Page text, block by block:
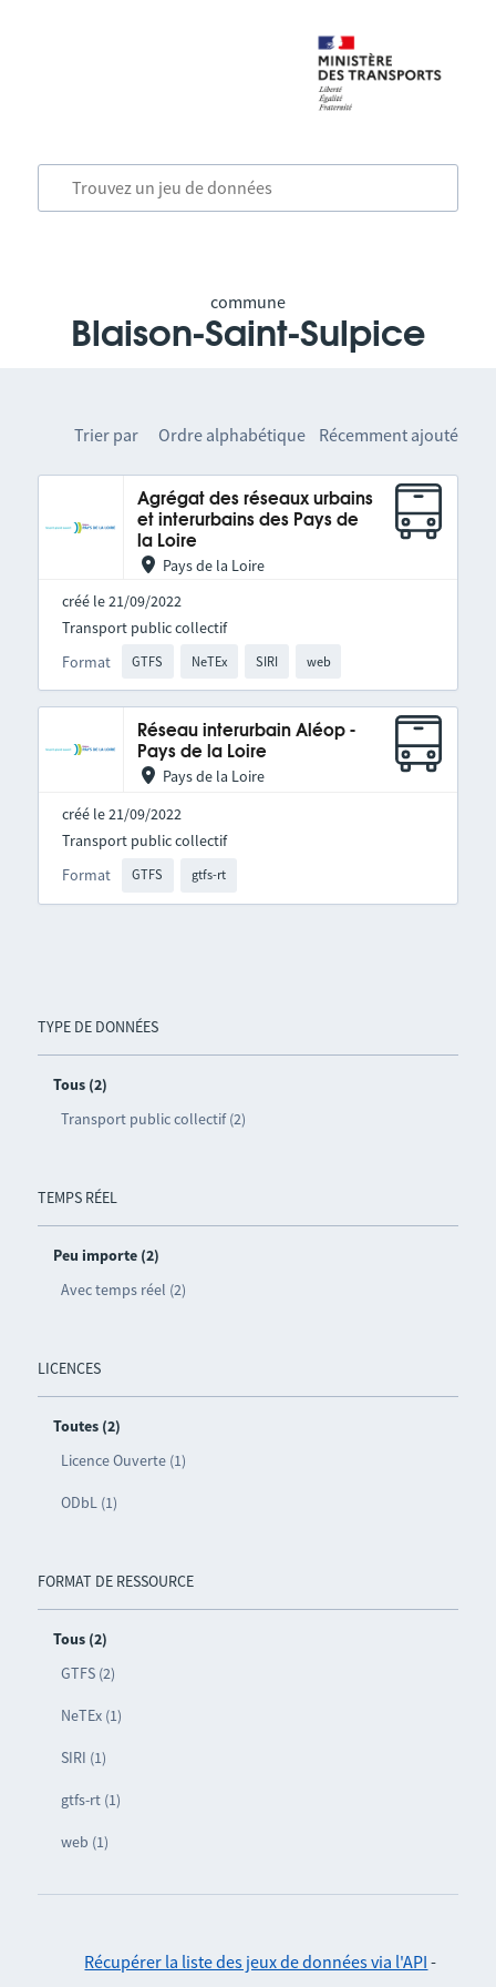
commune
Blaison-Saint-Sulpice
TYPE DE DONNÉES
Tous (2)
Transport public collectif (2)
TEMPS RÉEL
Peu importe (2)
Avec temps réel (2)
LICENCES
Toutes (2)
Licence Ouverte (1)
ODbL (1)
FORMAT DE RESSOURCE
Tous (2)
GTFS (2)
NeTEx (1)
SIRI (1)
gtfs-rt (1)
web (1)
Trier par Ordre alphabétique Récemment ajouté
Agrégat des réseaux urbains
et interurbains des Pays de
la Loire
Pays de la Loire
créé le 21/09/2022
Format GTFS NeTEx SIRI web
Transport public collectif
Réseau interurbain Aléop -
Pays de la Loire
Pays de la Loire
créé le 21/09/2022
Format GTFS gtfs-rt
Transport public collectif
Récupérer la liste des jeux de données via l'API -